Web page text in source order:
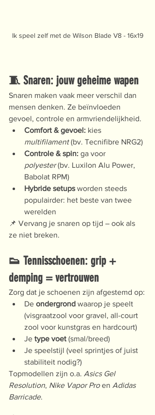
Ik speel zelf met de Wilson Blade V8 - 16x19
🧵 Snaren: jouw geheime wapen
Snaren maken vaak meer verschil dan
mensen denken. Ze beïnvloeden
gevoel, controle en armvriendelijkheid.
Comfort & gevoel: kies
multifilament (bv. Tecnifibre NRG2)
Controle & spin: ga voor
polyester (bv. Luxilon Alu Power,
Babolat RPM)
Hybride setups worden steeds
populairder: het beste van twee
werelden
📌 Vervang je snaren op tijd – ook als
ze niet breken.
👟 Tennisschoenen: grip +
demping = vertrouwen
Zorg dat je schoenen zijn afgestemd op:
De ondergrond waarop je speelt
(visgraatzool voor gravel, all-court
zool voor kunstgras en hardcourt)
Je type voet (smal/breed)
Je speelstijl (veel sprintjes of juist
stabiliteit nodig?)
Topmodellen zijn o.a. Asics Gel
Resolution, Nike Vapor Pro en Adidas
Barricade.